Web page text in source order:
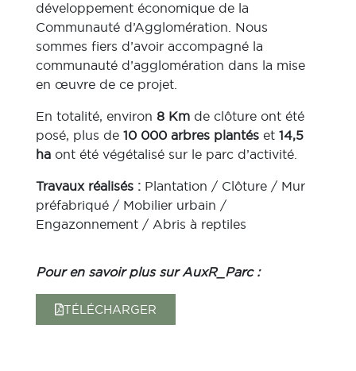
développement économique de la
Communauté d’Agglomération. Nous
sommes fiers d’avoir accompagné la
communauté d’agglomération dans la mise
en œuvre de ce projet.
En totalité, environ 8 Km de clôture ont été
posé, plus de 10 000 arbres plantés et 14,5
ha ont été végétalisé sur le parc d’activité.
Travaux réalisés : Plantation / Clôture / Mur
préfabriqué / Mobilier urbain /
Engazonnement / Abris à reptiles
Pour en savoir plus sur AuxR_Parc :
TÉLÉCHARGER